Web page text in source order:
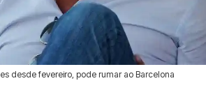
desde fevereiro, pode rumar ao Barcelona